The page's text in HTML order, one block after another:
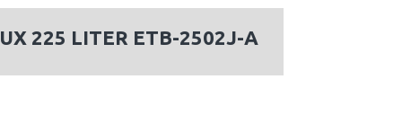
225 LITER ETB-2502J-A